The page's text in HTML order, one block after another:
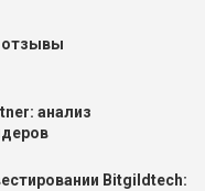
отзывы
анализ
Bitgildtech: